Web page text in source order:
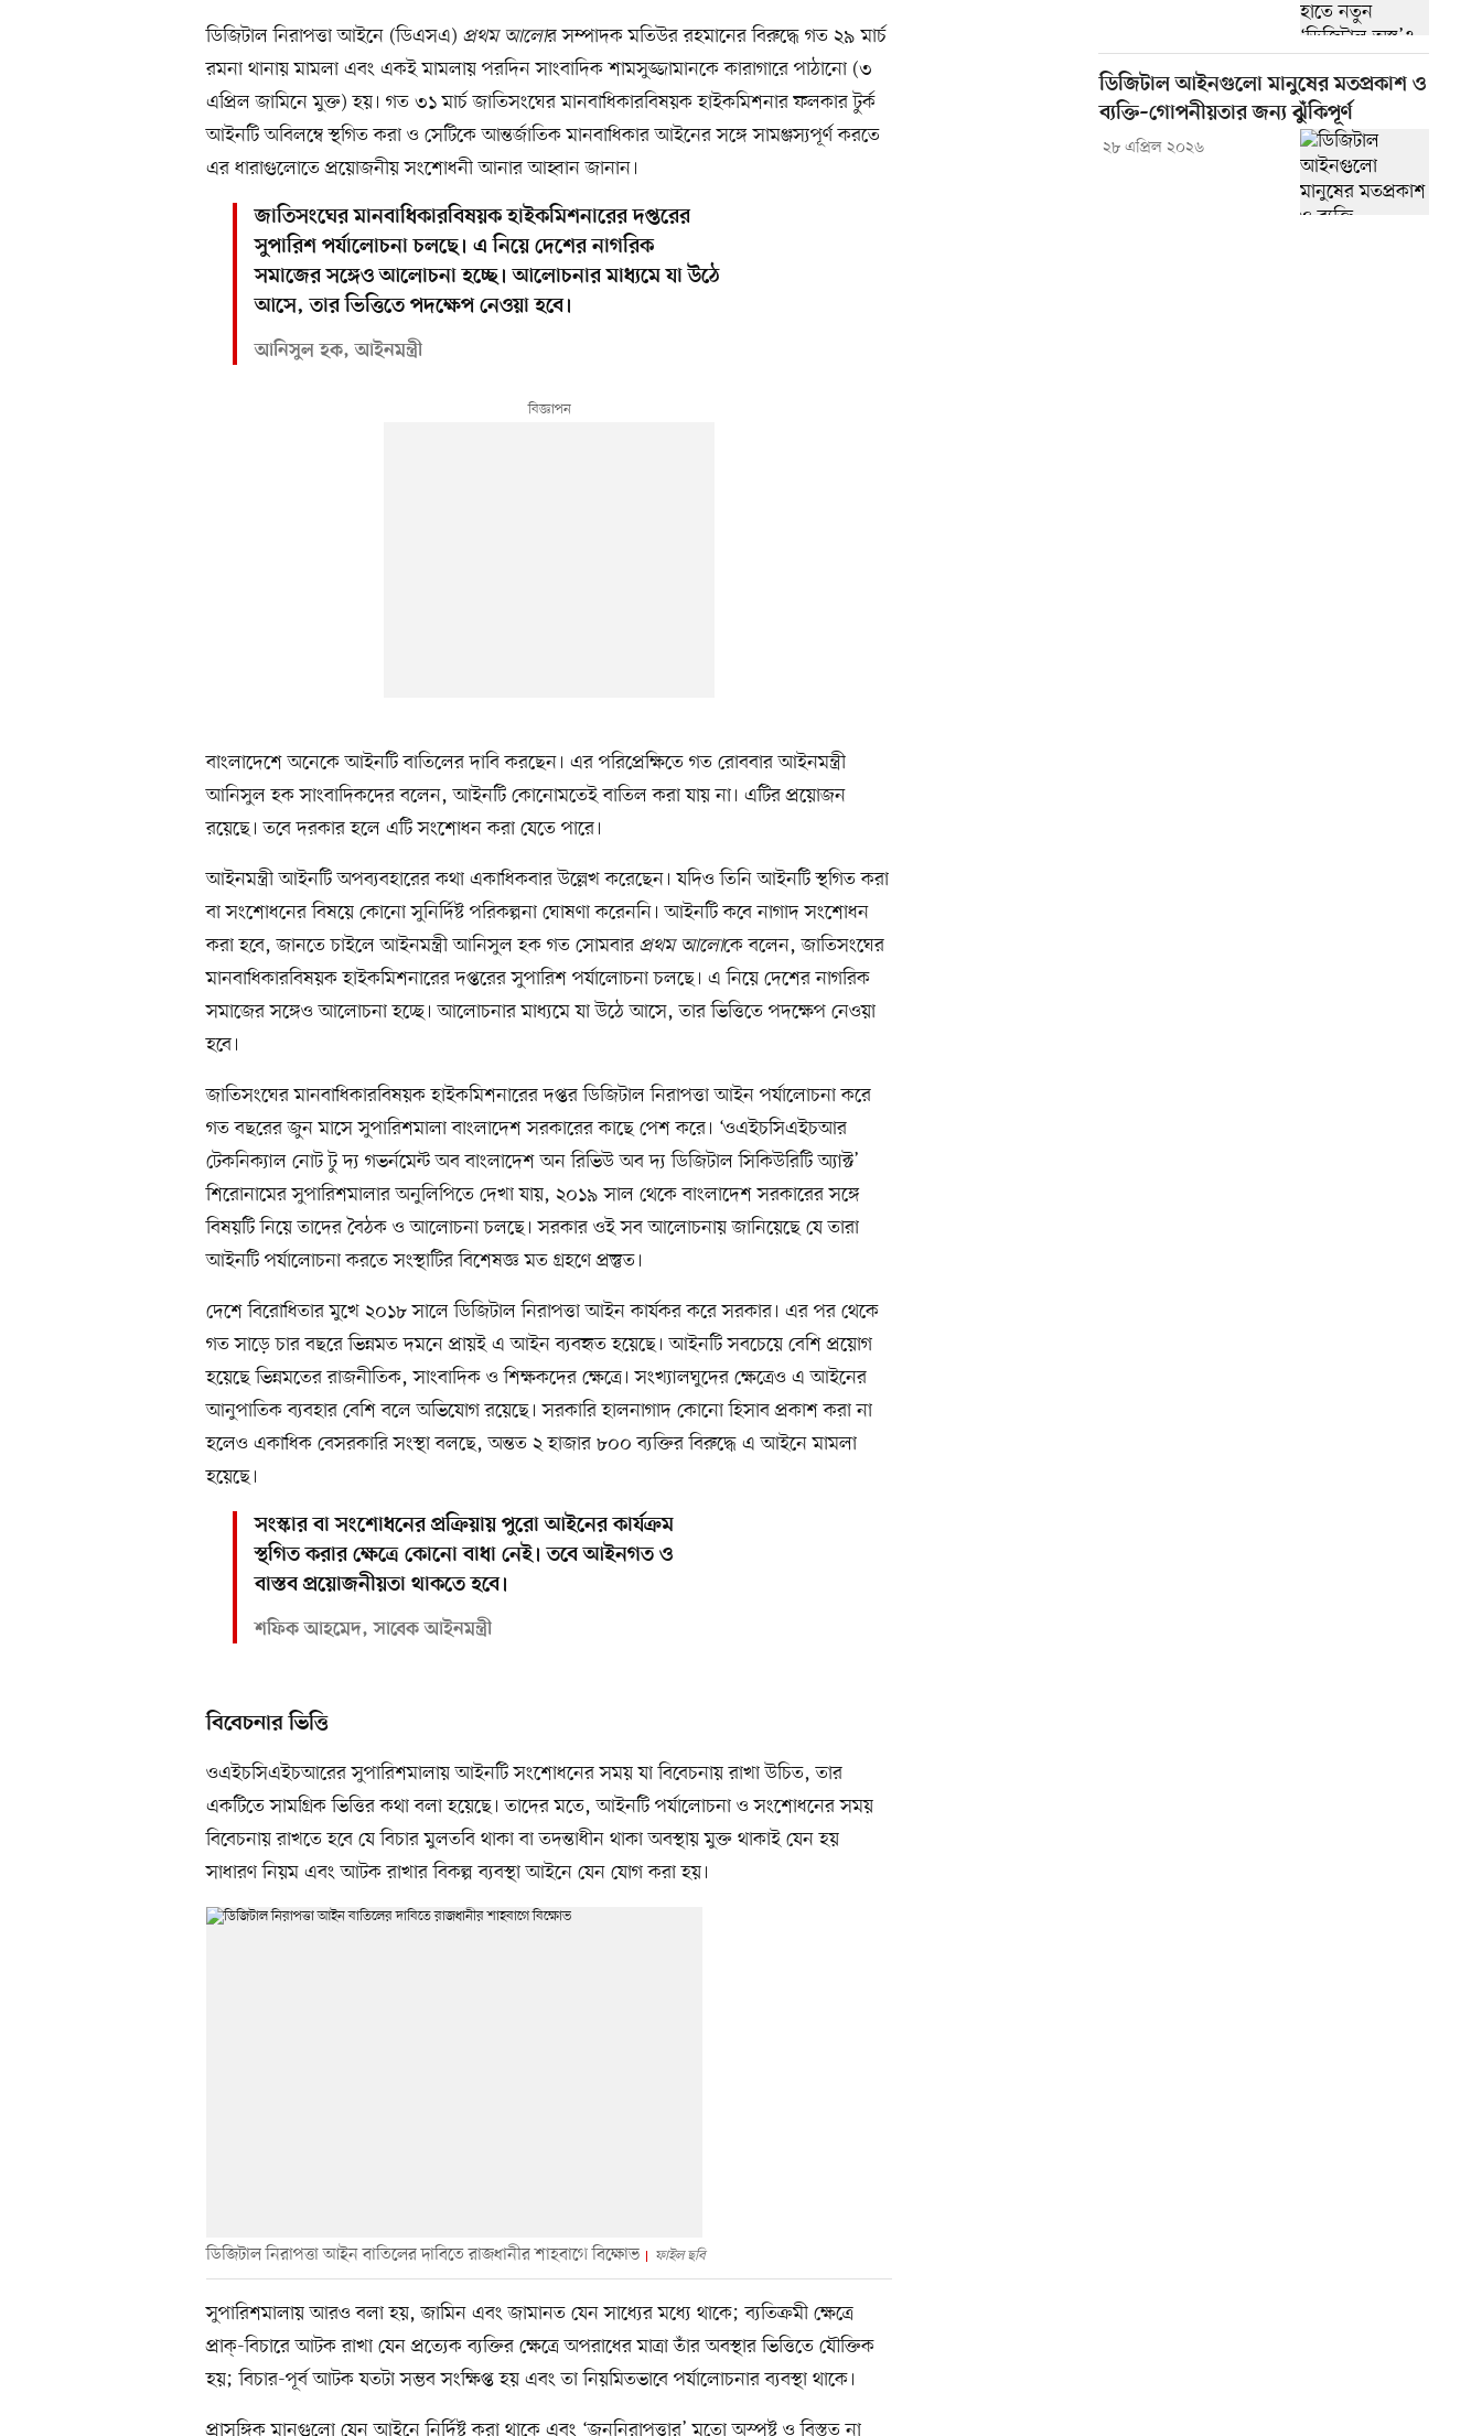
ডিজিটাল নিরাপত্তা আইনে (ডিএসএ) প্রথম আলোর সম্পাদক মতিউর রহমানের বিরুদ্ধে গত ২৯ মার্চ
রমনা থানায় মামলা এবং একই মামলায় পরদিন সাংবাদিক শামসুজ্জামানকে কারাগারে পাঠানো (৩
এপ্রিল জামিনে মুক্ত) হয়। গত ৩১ মার্চ জাতিসংঘের মানবাধিকারবিষয়ক হাইকমিশনার ফলকার টুর্ক
আইনটি অবিলম্বে স্থগিত করা ও সেটিকে আন্তর্জাতিক মানবাধিকার আইনের সঙ্গে সামঞ্জস্যপূর্ণ করতে
এর ধারাগুলোতে প্রয়োজনীয় সংশোধনী আনার আহ্বান জানান।
জাতিসংঘের মানবাধিকারবিষয়ক হাইকমিশনারের দপ্তরের
সুপারিশ পর্যালোচনা চলছে। এ নিয়ে দেশের নাগরিক
সমাজের সঙ্গেও আলোচনা হচ্ছে। আলোচনার মাধ্যমে যা উঠে
আসে, তার ভিত্তিতে পদক্ষেপ নেওয়া হবে।
আনিসুল হক, আইনমন্ত্রী
বাংলাদেশে অনেকে আইনটি বাতিলের দাবি করছেন। এর পরিপ্রেক্ষিতে গত রোববার আইনমন্ত্রী
আনিসুল হক সাংবাদিকদের বলেন, আইনটি কোনোমতেই বাতিল করা যায় না। এটির প্রয়োজন
রয়েছে। তবে দরকার হলে এটি সংশোধন করা যেতে পারে।
আইনমন্ত্রী আইনটি অপব্যবহারের কথা একাধিকবার উল্লেখ করেছেন। যদিও তিনি আইনটি স্থগিত করা
বা সংশোধনের বিষয়ে কোনো সুনির্দিষ্ট পরিকল্পনা ঘোষণা করেননি। আইনটি কবে নাগাদ সংশোধন
করা হবে, জানতে চাইলে আইনমন্ত্রী আনিসুল হক গত সোমবার প্রথম আলোকে বলেন, জাতিসংঘের
মানবাধিকারবিষয়ক হাইকমিশনারের দপ্তরের সুপারিশ পর্যালোচনা চলছে। এ নিয়ে দেশের নাগরিক
সমাজের সঙ্গেও আলোচনা হচ্ছে। আলোচনার মাধ্যমে যা উঠে আসে, তার ভিত্তিতে পদক্ষেপ নেওয়া
হবে।
জাতিসংঘের মানবাধিকারবিষয়ক হাইকমিশনারের দপ্তর ডিজিটাল নিরাপত্তা আইন পর্যালোচনা করে
গত বছরের জুন মাসে সুপারিশমালা বাংলাদেশ সরকারের কাছে পেশ করে। ‘ওএইচসিএইচআর
টেকনিক্যাল নোট টু দ্য গভর্নমেন্ট অব বাংলাদেশ অন রিভিউ অব দ্য ডিজিটাল সিকিউরিটি অ্যাক্ট’
শিরোনামের সুপারিশমালার অনুলিপিতে দেখা যায়, ২০১৯ সাল থেকে বাংলাদেশ সরকারের সঙ্গে
বিষয়টি নিয়ে তাদের বৈঠক ও আলোচনা চলছে। সরকার ওই সব আলোচনায় জানিয়েছে যে তারা
আইনটি পর্যালোচনা করতে সংস্থাটির বিশেষজ্ঞ মত গ্রহণে প্রস্তুত।
দেশে বিরোধিতার মুখে ২০১৮ সালে ডিজিটাল নিরাপত্তা আইন কার্যকর করে সরকার। এর পর থেকে
গত সাড়ে চার বছরে ভিন্নমত দমনে প্রায়ই এ আইন ব্যবহৃত হয়েছে। আইনটি সবচেয়ে বেশি প্রয়োগ
হয়েছে ভিন্নমতের রাজনীতিক, সাংবাদিক ও শিক্ষকদের ক্ষেত্রে। সংখ্যালঘুদের ক্ষেত্রেও এ আইনের
আনুপাতিক ব্যবহার বেশি বলে অভিযোগ রয়েছে। সরকারি হালনাগাদ কোনো হিসাব প্রকাশ করা না
হলেও একাধিক বেসরকারি সংস্থা বলছে, অন্তত ২ হাজার ৮০০ ব্যক্তির বিরুদ্ধে এ আইনে মামলা
হয়েছে।
সংস্কার বা সংশোধনের প্রক্রিয়ায় পুরো আইনের কার্যক্রম
স্থগিত করার ক্ষেত্রে কোনো বাধা নেই। তবে আইনগত ও
বাস্তব প্রয়োজনীয়তা থাকতে হবে।
শফিক আহমেদ, সাবেক আইনমন্ত্রী
বিবেচনার ভিত্তি
ওএইচসিএইচআরের সুপারিশমালায় আইনটি সংশোধনের সময় যা বিবেচনায় রাখা উচিত, তার
একটিতে সামগ্রিক ভিত্তির কথা বলা হয়েছে। তাদের মতে, আইনটি পর্যালোচনা ও সংশোধনের সময়
বিবেচনায় রাখতে হবে যে বিচার মুলতবি থাকা বা তদন্তাধীন থাকা অবস্থায় মুক্ত থাকাই যেন হয়
সাধারণ নিয়ম এবং আটক রাখার বিকল্প ব্যবস্থা আইনে যেন যোগ করা হয়।
ডিজিটাল নিরাপত্তা আইন বাতিলের দাবিতে রাজধানীর শাহবাগে বিক্ষোভ ফাইল ছবি
সুপারিশমালায় আরও বলা হয়, জামিন এবং জামানত যেন সাধ্যের মধ্যে থাকে; ব্যতিক্রমী ক্ষেত্রে
প্রাক্‌-বিচারে আটক রাখা যেন প্রত্যেক ব্যক্তির ক্ষেত্রে অপরাধের মাত্রা তাঁর অবস্থার ভিত্তিতে যৌক্তিক
হয়; বিচার-পূর্ব আটক যতটা সম্ভব সংক্ষিপ্ত হয় এবং তা নিয়মিতভাবে পর্যালোচনার ব্যবস্থা থাকে।
প্রাসঙ্গিক মানগুলো যেন আইনে নির্দিষ্ট করা থাকে এবং ‘জননিরাপত্তার’ মতো অস্পষ্ট ও বিস্তৃত না
ডিজিটাল আইনগুলো মানুষের মতপ্রকাশ ও
ব্যক্তি–গোপনীয়তার জন্য ঝুঁকিপূর্ণ
২৮ এপ্রিল ২০২৬